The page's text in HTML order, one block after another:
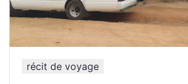
récit de voyage